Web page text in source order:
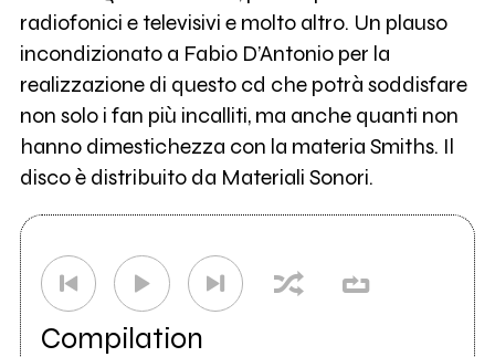
radiofonici e televisivi e molto altro. Un plauso
incondizionato a Fabio D’Antonio per la
realizzazione di questo cd che potrà soddisfare
non solo i fan più incalliti, ma anche quanti non
hanno dimestichezza con la materia Smiths. Il
disco è distribuito da Materiali Sonori.
Compilation